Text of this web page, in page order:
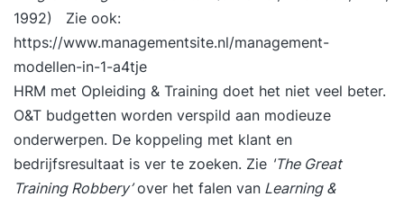
1992) Zie ook:
https://www.managementsite.nl/management-
modellen-in-1-a4tje
HRM met Opleiding & Training doet het niet veel beter.
O&T budgetten worden verspild aan modieuze
onderwerpen. De koppeling met klant en
bedrijfsresultaat is ver te zoeken. Zie 'The Great
Training Robbery’over het falen van Learning &